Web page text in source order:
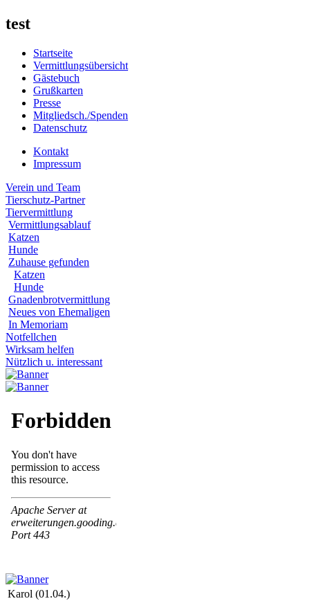
test
Startseite
Vermittlungsübersicht
Gästebuch
Grußkarten
Presse
Mitgliedsch./Spenden
Datenschutz
Kontakt
Impressum
Verein und Team
Tierschutz-Partner
Tiervermittlung
Vermittlungsablauf
Katzen
Hunde
Zuhause gefunden
Katzen
Hunde
Gnadenbrotvermittlung
Neues von Ehemaligen
In Memoriam
Notfellchen
Wirksam helfen
Nützlich u. interessant
Karol (01.04.)